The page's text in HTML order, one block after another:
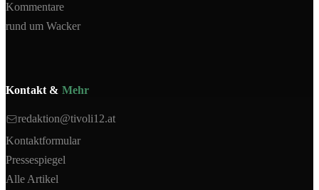
Kommentare
rund um Wacker
Kontakt & Mehr
redaktion@tivoli12.at
Kontaktformular
Pressespiegel
Alle Artikel